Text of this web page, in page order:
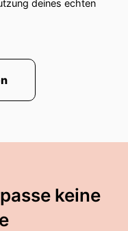
deines echten
keine